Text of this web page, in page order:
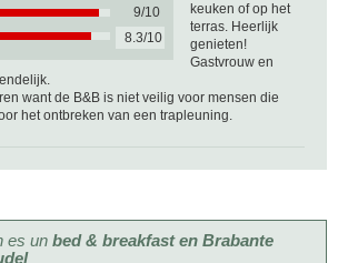
9/10
8.3/10
keuken of op het
terras. Heerlijk
genieten!
Gastvrouw en
want de B&B is niet veilig voor mensen die
het ontbreken van een trapleuning.
es un bed & breakfast en Brabante